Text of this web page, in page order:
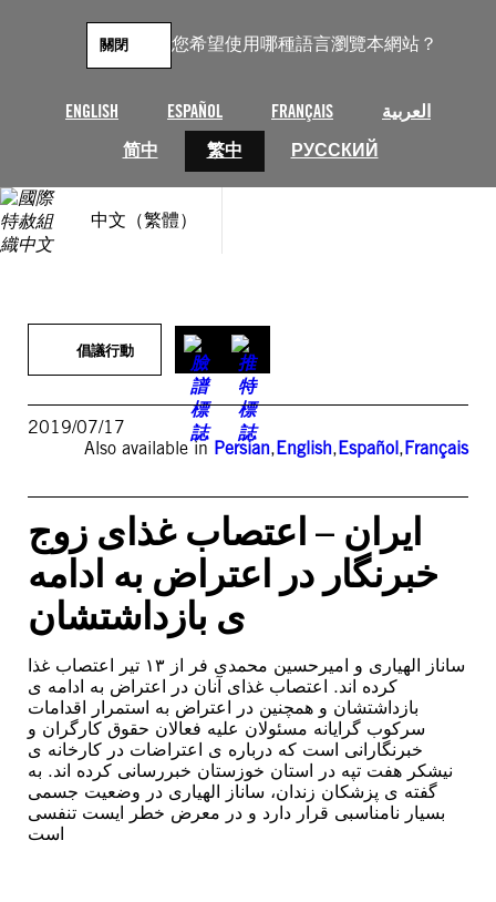
您希望使用哪種語言瀏覽本網站？
ENGLISH ESPAÑOL FRANÇAIS
العربية
简中
繁中 РУССКИЙ
關閉
中文（繁體）
倡議行動
2019/07/17
Also available in Persian,English,Español,Français
ایران – اعتصاب غذای زوج
خبرنگار در اعتراض به ادامه
ی بازداشتشان
ساناز الهیاری و امیرحسین محمدی فر از ۱۳ تیر اعتصاب غذا
کرده اند. اعتصاب غذای آنان در اعتراض به ادامه ی
بازداشتشان و همچنین در اعتراض به استمرار اقدامات
سرکوب گرایانه مسئولان علیه فعالان حقوق کارگران و
خبرنگارانی است که درباره ی اعتراضات در کارخانه ی
نیشکر هفت تپه در استان خوزستان خبررسانی کرده اند. به
گفته ی پزشکان زندان، ساناز الهیاری در وضعیت جسمی
بسیار نامناسبی قرار دارد و در معرض خطر ایست تنفسی
است